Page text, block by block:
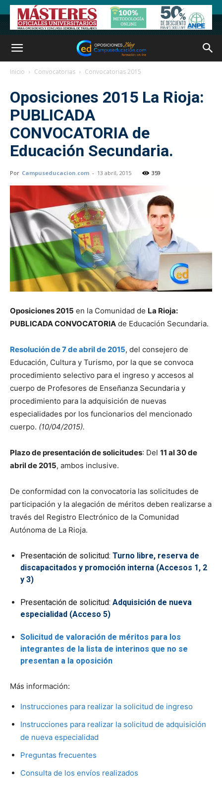
Inicio Convocatorias Convocatorias 2015
Oposiciones 2015 La Rioja:
PUBLICADA
CONVOCATORIA de
Educación Secundaria.
Por Campuseducacion.com - 13 abril, 2015 359
Oposiciones 2015 en la Comunidad de La Rioja:
PUBLICADA CONVOCATORIA de Educación Secundaria.
Resolución de 7 de abril de 2015, del consejero de
Educación, Cultura y Turismo, por la que se convoca
procedimiento selectivo para el ingreso y accesos al
cuerpo de Profesores de Enseñanza Secundaria y
procedimiento para la adquisición de nuevas
especialidades por los funcionarios del mencionado
cuerpo. (10/04/2015).
Plazo de presentación de solicitudes: Del 11 al 30 de
abril de 2015, ambos inclusive.
De conformidad con la convocatoria las solicitudes de
participación y la alegación de méritos deben realizarse a
través del Registro Electrónico de la Comunidad
Autónoma de La Rioja.
Presentación de solicitud: Turno libre, reserva de
discapacitados y promoción interna (Accesos 1, 2
y 3)
Presentación de solicitud: Adquisición de nueva
especialidad (Acceso 5)
Solicitud de valoración de méritos para los
integrantes de la lista de interinos que no se
presentan a la oposición
Más información:
Instrucciones para realizar la solicitud de ingreso
Instrucciones para realizar la solicitud de adquisición
de nueva especialidad
Preguntas frecuentes
Consulta de los envíos realizados